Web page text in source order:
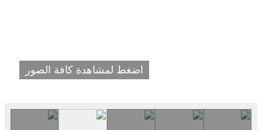
اضغط لمشاهدة كافة الصور